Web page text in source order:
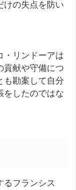
けの失点を防い
・リンドーアは
貢献や守備につ
も勘案して自分
をしたのではな
るフランシス